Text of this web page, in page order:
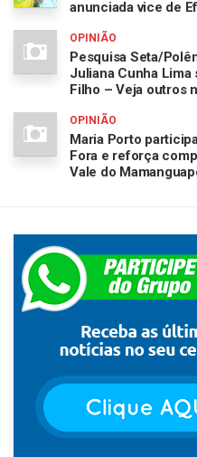
anunciada vice de
OPINIÃO
Pesquisa Seta/
Juliana Cunha
Filho – Veja outros
OPINIÃO
Maria Porto
Fora e reforça
Vale do